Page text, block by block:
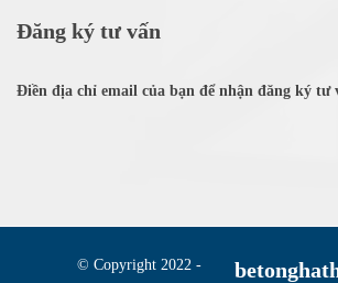
Đăng ký tư vấn
Điền địa chỉ email của bạn để nhận đăng ký tư
© Copyright 2022 -